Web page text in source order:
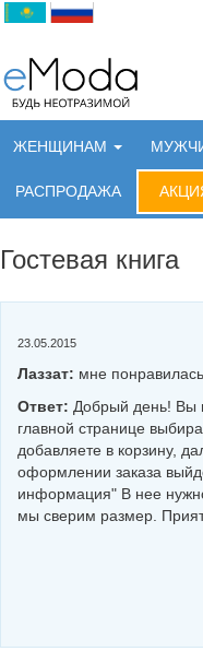
ЖЕНЩИНАМ
РАСПРОДАЖА
Гостевая книга
23.05.2015
Лаззат: мне понравилась
Ответ: Добрый день! Вы
главной странице
добавляете в корзину,
оформлении заказа
информация" В нее
мы сверим размер.